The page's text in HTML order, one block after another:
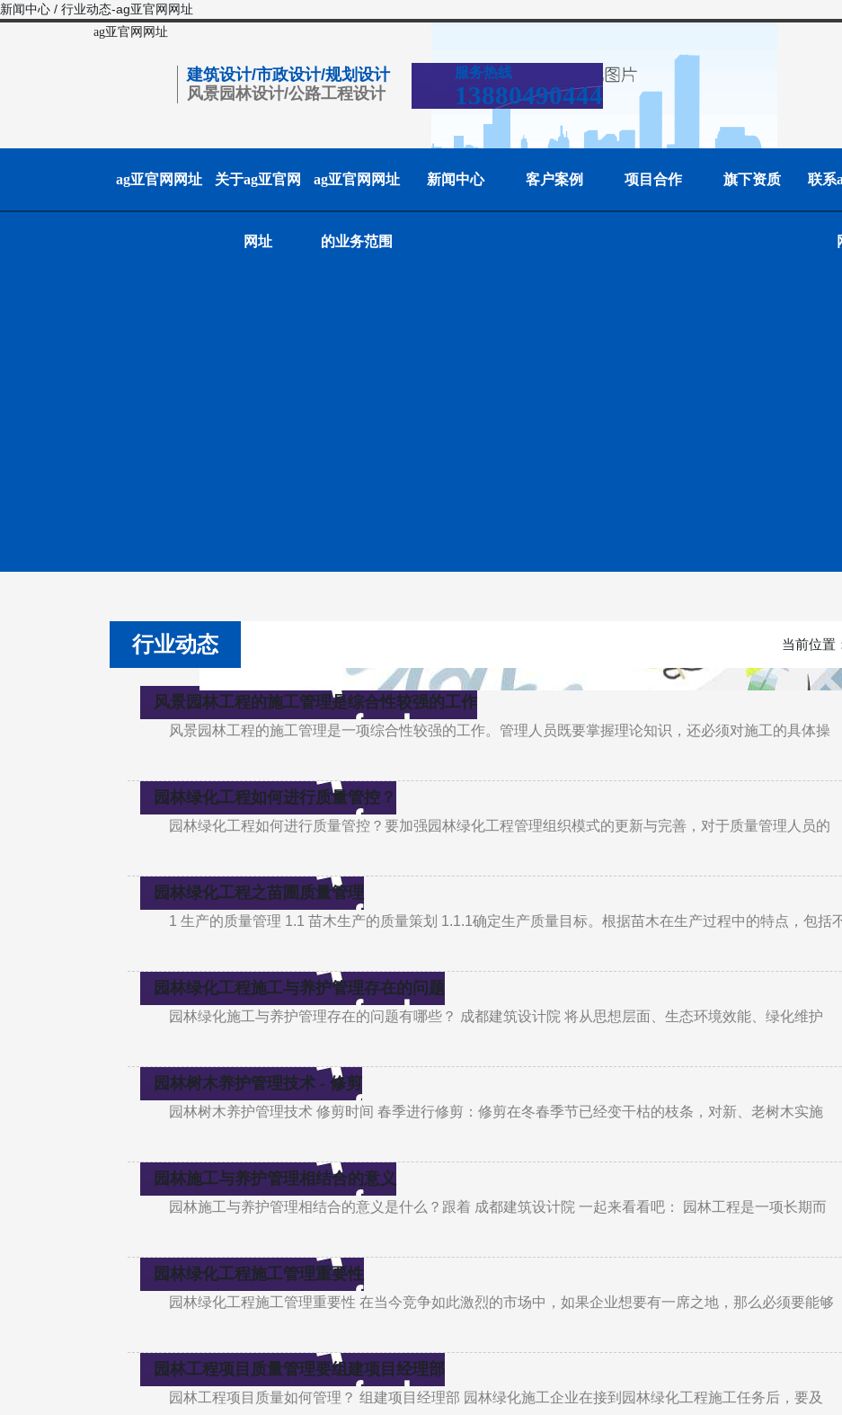
新闻中心 / 行业动态-ag亚官网网址
ag亚官网网址
建筑设计/市政设计/规划设计
风景园林设计/公路工程设计
服务热线
13880490444
ag亚官网网址 关于ag亚官网
网址
ag亚官网网址
的业务范围
新闻中心 客户案例 项目合作 旗下资质 联系
行业动态 当前位置
风景园林工程的施工管理是综合性较强的工作
风景园林工程的施工管理是一项综合性较强的工作。管理人员既要掌握理论知识，还必须对施工的具体操
园林绿化工程如何进行质量管控？
园林绿化工程如何进行质量管控？要加强园林绿化工程管理组织模式的更新与完善，对于质量管理人员的
园林绿化工程之苗圃质量管理
1 生产的质量管理 1.1 苗木生产的质量策划 1.1.1确定生产质量目标。根据苗木在生产过程中的特点，包括
园林绿化工程施工与养护管理存在的问题
园林绿化施工与养护管理存在的问题有哪些？ 成都建筑设计院 将从思想层面、生态环境效能、绿化维护
园林树木养护管理技术 - 修剪
园林树木养护管理技术 修剪时间 春季进行修剪：修剪在冬春季节已经变干枯的枝条，对新、老树木实施
园林施工与养护管理相结合的意义
园林施工与养护管理相结合的意义是什么？跟着 成都建筑设计院 一起来看看吧： 园林工程是一项长期而
园林绿化工程施工管理重要性
园林绿化工程施工管理重要性 在当今竞争如此激烈的市场中，如果企业想要有一席之地，那么必须要能够
园林工程项目质量管理要组建项目经理部
园林工程项目质量如何管理？ 组建项目经理部 园林绿化施工企业在接到园林绿化工程施工任务后，要及